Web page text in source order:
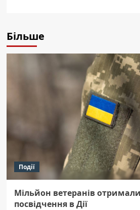
Більше
Події
Мільйон ветеранів
посвідчення в Дії